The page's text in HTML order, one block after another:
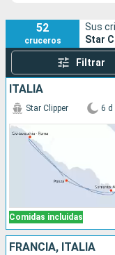
52
cruceros
Sus
Star
Filtrar
ITALIA
Comidas incluidas
Star Clipper 6 d
FRANCIA, ITALIA